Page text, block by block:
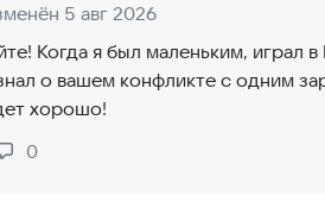
5 авг 2026
Когда я был маленьким, играл
о вашем конфликте с одним
хорошо!
0